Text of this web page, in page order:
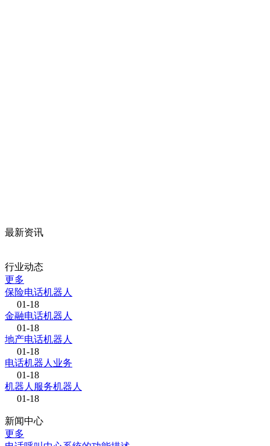
最新资讯
行业动态
更多
保险电话机器人
01-18
金融电话机器人
01-18
地产电话机器人
01-18
电话机器人业务
01-18
机器人服务机器人
01-18
新闻中心
更多